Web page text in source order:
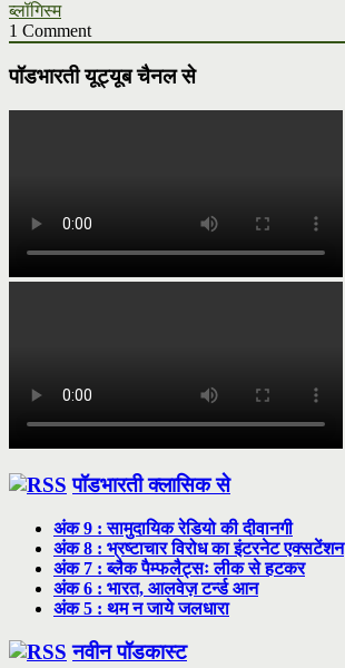
ब्लॉगिस्म
1 Comment
पॉडभारती यूट्यूब चैनल से
पॉडभारती क्लासिक से
अंक 9 : सामुदायिक रेडियो की दीवानगी
अंक 8 : भ्रष्टाचार विरोध का इंटरनेट एक्सटेंशन
अंक 7 : ब्लैक पैम्फलैट्सः लीक से हटकर
अंक 6 : भारत, आलवेज़ टर्न्ड आन
अंक 5 : थम न जाये जलधारा
नवीन पॉडकास्ट